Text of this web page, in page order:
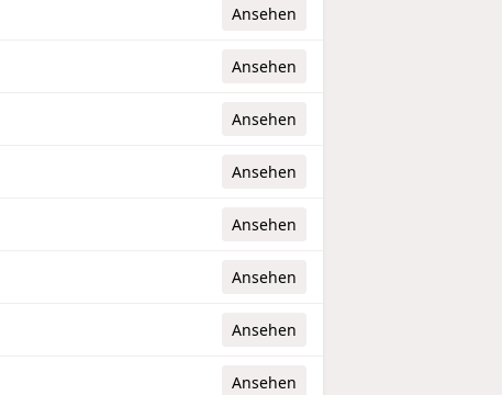
Ansehen
Ansehen
Ansehen
Ansehen
Ansehen
Ansehen
Ansehen
Ansehen